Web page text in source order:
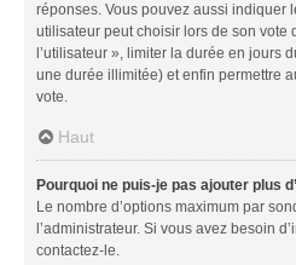
réponses. Vous pouvez aussi indiquer
utilisateur peut choisir lors de son vote
l’utilisateur », limiter la durée en jours
une durée illimitée) et enfin permettre
vote.
Haut
Pourquoi ne puis-je pas ajouter plus
Le nombre d’options maximum par
l’administrateur. Si vous avez besoin
contactez-le.